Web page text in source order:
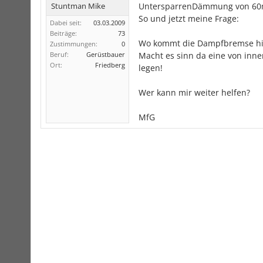
Stuntman Mike
Dabei seit:
03.03.2009
Beiträge:
73
Zustimmungen:
0
Beruf:
Gerüstbauer
Ort:
Friedberg
UntersparrenDämmung von
So und jetzt meine Frage:
Wo kommt die Dampfbremse
Macht es sinn da eine von
legen!
Wer kann mir weiter helfen?
MfG